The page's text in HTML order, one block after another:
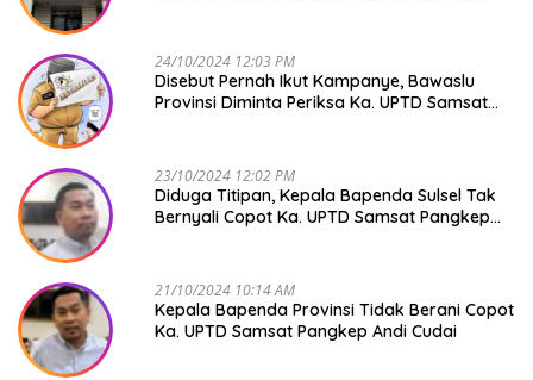
24/10/2024 12:03 PM
Disebut Pernah Ikut Kampanye, Bawaslu
Provinsi Diminta Periksa Ka. UPTD Samsat
23/10/2024 12:02 PM
Diduga Titipan, Kepala Bapenda Sulsel Tak
Bernyali Copot Ka. UPTD Samsat Pangkep
21/10/2024 10:14 AM
Kepala Bapenda Provinsi Tidak Berani Copot
Ka. UPTD Samsat Pangkep Andi Cudai